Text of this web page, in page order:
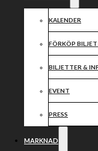
KALENDER
FÖRKÖP
BILJETTER &
EVENT
PRESS
MARKNAD
2024
Dela nyheten: